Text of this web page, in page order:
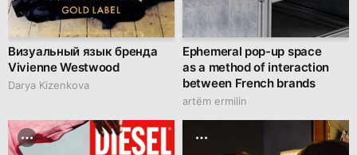
Визуальный язык бренда
Vivienne Westwood
Darya Kizenkova
Ephemeral pop-up space
as a method of interaction
between French brands
artëm ermilin